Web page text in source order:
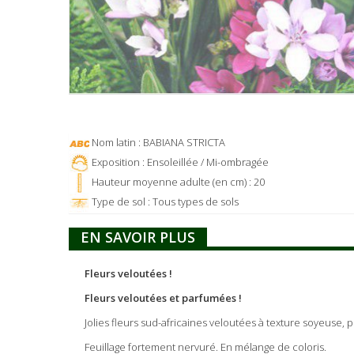
Nom latin : BABIANA STRICTA
Exposition : Ensoleillée / Mi-ombragée
Hauteur moyenne adulte (en cm) : 20
Type de sol : Tous types de sols
EN SAVOIR PLUS
Fleurs veloutées !
Fleurs veloutées et parfumées !
Jolies fleurs sud-africaines veloutées à texture soyeuse,
Feuillage fortement nervuré. En mélange de coloris.